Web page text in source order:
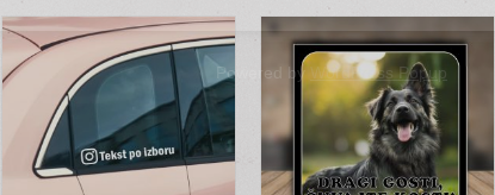
Powered by WordPress Popup